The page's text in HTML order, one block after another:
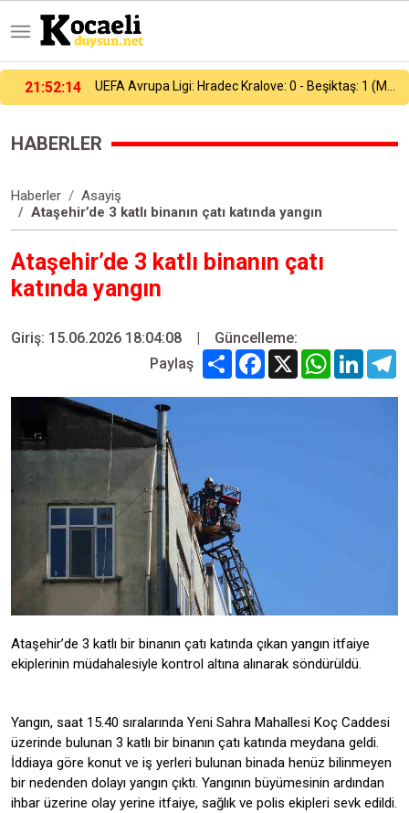
21:37:53
HABERLER
Haberler
Asayiş
Ataşehir’de 3 katlı binanın çatı katında yangın
Ataşehir’de 3 katlı binanın çatı
katında yangın
Giriş: 15.06.2026 18:04:08 |
Güncelleme:
Paylaş
Share Facebook
X WhatsApp
Ataşehir’de 3 katlı bir binanın çatı katında çıkan yangın itfaiye
ekiplerinin müdahalesiyle kontrol altına alınarak söndürüldü.
Yangın, saat 15.40 sıralarında Yeni Sahra Mahallesi Koç Caddesi
üzerinde bulunan 3 katlı bir binanın çatı katında meydana geldi.
İddiaya göre konut ve iş yerleri bulunan binada henüz bilinmeyen
bir nedenden dolayı yangın çıktı. Yangının büyümesinin ardından
ihbar üzerine olay yerine itfaiye, sağlık ve polis ekipleri sevk edildi.